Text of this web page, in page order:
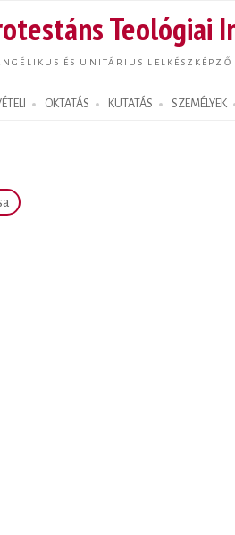
Teológiai
ÉS UNITÁRIUS LELKÉSZKÉPZŐ
OKTATÁS KUTATÁS SZEMÉLYEK